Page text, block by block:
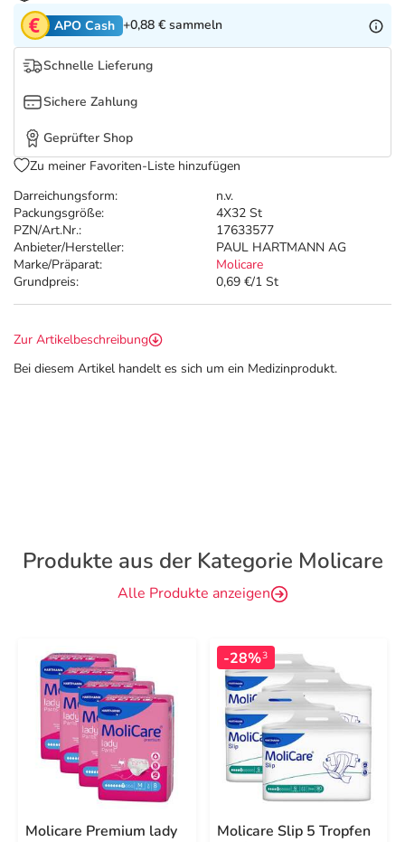
Tierapotheke
Vitamine & Mineralstoffe
Marken
Salus Deals
Darreichungsform:
n.v.
Packungsgröße:
4X32 St
PZN/Art.Nr.:
17633577
Anbieter/Hersteller:
PAUL HARTMANN AG
Marke/Präparat:
Molicare
Grundpreis:
0,69 €/1 St
APO Cash +0,88 € sammeln
Schnelle Lieferung
Sichere Zahlung
Geprüfter Shop
Zu meiner Favoriten-Liste hinzufügen
Zur Artikelbeschreibung
Bei diesem Artikel handelt es sich um ein Medizinprodukt.
Produkte aus der Kategorie Molicare
Alle Produkte anzeigen
Molicare Premium lady
-28%3
Molicare Slip 5 Tropfen